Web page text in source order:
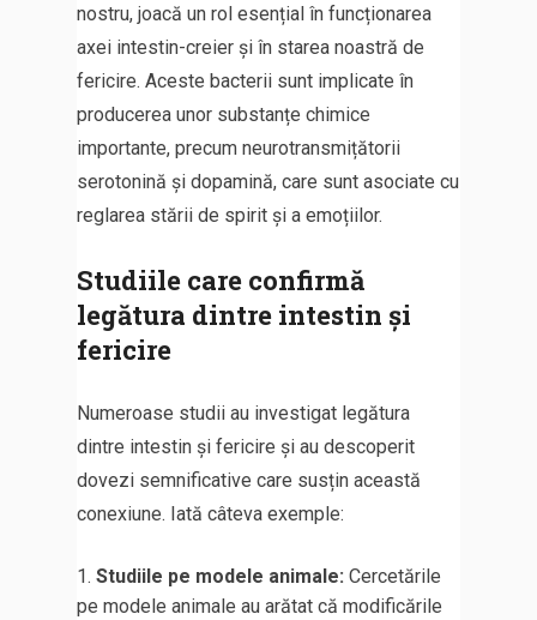
nostru, joacă un rol esențial în funcționarea
axei intestin-creier și în starea noastră de
fericire. Aceste bacterii sunt implicate în
producerea unor substanțe chimice
importante, precum neurotransmițătorii
serotonină și dopamină, care sunt asociate cu
reglarea stării de spirit și a emoțiilor.
Studiile care confirmă
legătura dintre intestin și
fericire
Numeroase studii au investigat legătura
dintre intestin și fericire și au descoperit
dovezi semnificative care susțin această
conexiune. Iată câteva exemple:
Studiile pe modele animale: Cercetările
pe modele animale au arătat că modificările